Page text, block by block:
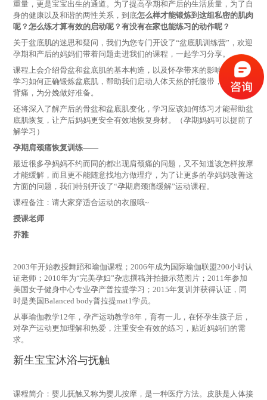
重量，更是宝宝出生的通道。为了提高孕期和产后的生活质量，为了自
身的健康以及和谐的两性关系，到底怎么样才能锻炼到这组私密的肌肉
呢？怎么练才算有效的启动呢？有没有在家也能练习的动作呢？
关于盆底肌的迷思和疑问，我们为您专门开设了“盆底肌训练营”，欢迎
孕期和产后的妈妈们带着问题走进我们的课程，一起学习分享。
课程上会介绍骨盆和盆底肌的基本构造，以及怀孕带来的影响和变化。
学习如何正确锻炼盆底肌，帮助我们启动人体天然的托腹带，解除腰酸
背痛，为分娩做好准备。
还将深入了解产后的骨盆和盆底肌变化，学习应该如何练习才能帮助盆
底肌恢复，让产后妈妈更安全有效地恢复身材。（孕期妈妈可以提前了
解学习）
孕期肩颈痛恢复训练——
最近很多孕妈妈不约而同的都出现肩颈痛的问题，又不知道该怎样按摩
才能缓解，而且更不能随意找地方做理疗，为了让更多的孕妈妈改善这
方面的问题，我们特别开设了“孕期肩颈痛缓解”运动课程。
课程备注：请大家穿适合运动的衣服哦~
授课老师
乔雅
2003年开始教授舞蹈和瑜伽课程；2006年成为国际瑜伽联盟200小时认
证老师；2010年为“完美孕妇”杂志撰稿并拍摄示范图片；2011年参加
美国女子健身中心专业孕产普拉提学习；2015年复训并获得认证，同
时是美国Balanced body普拉提mat1学员。
从事瑜伽教学12年，孕产运动教学8年，育有一儿，在怀孕生孩子后，
对孕产运动更加理解和热爱，注重安全有效的练习，贴近妈妈们的需
求。
新生宝宝沐浴与抚触
课程简介：婴儿抚触又称为婴儿按摩，是一种医疗方法。皮肤是人体接